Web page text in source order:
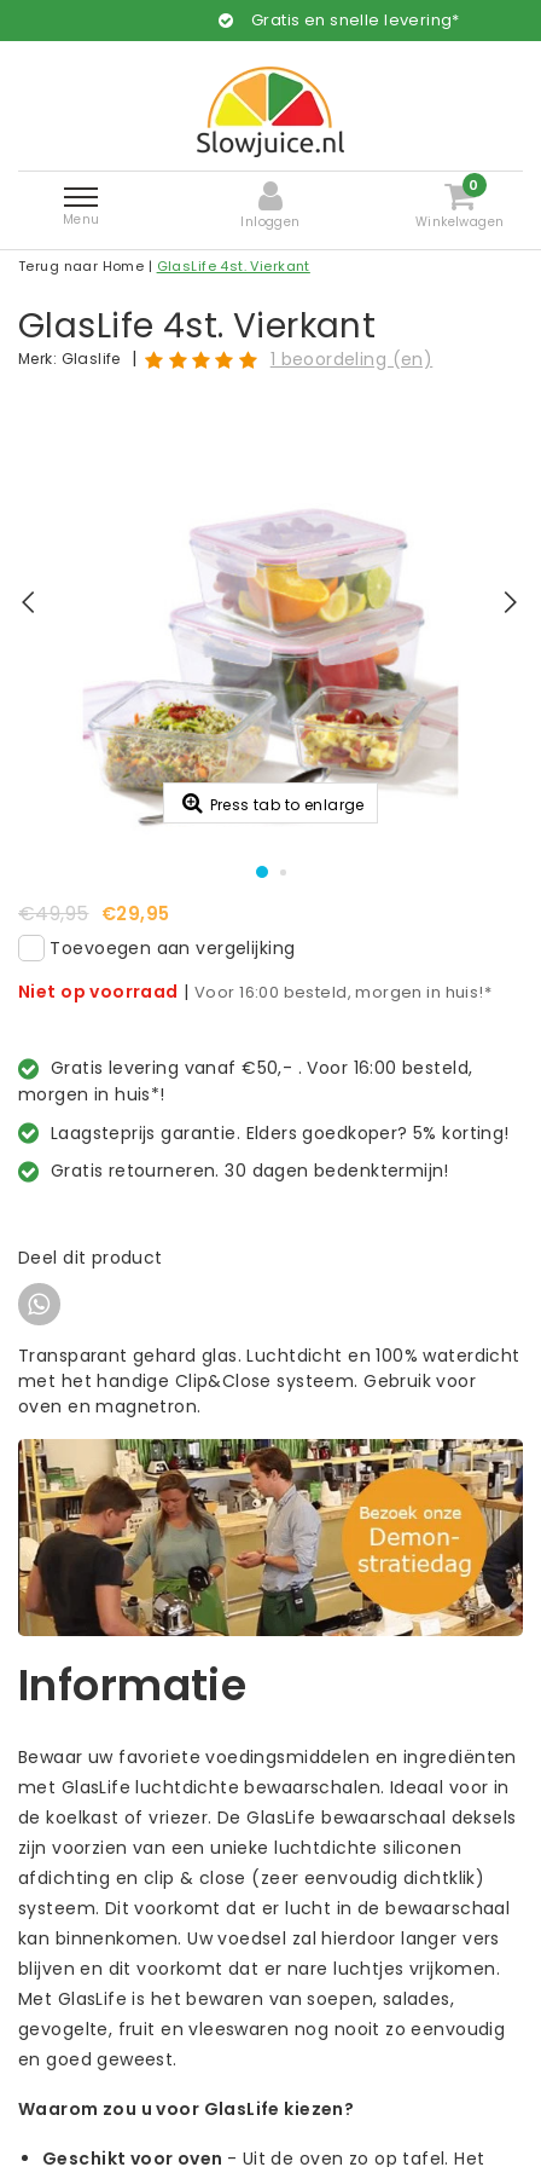
Gratis en snelle levering*
Menu Inloggen
0
Winkelwagen
Terug naar Home | GlasLife 4st. Vierkant
GlasLife 4st. Vierkant
Merk: Glaslife | 1 beoordeling (en)
Press tab to enlarge
€49,95 €29,95
Toevoegen aan vergelijking
Niet op voorraad | Voor 16:00 besteld, morgen in huis!*
Gratis levering vanaf €50,- . Voor 16:00 besteld,
morgen in huis*!
Laagsteprijs garantie. Elders goedkoper? 5% korting!
Gratis retourneren. 30 dagen bedenktermijn!
Deel dit product
Transparant gehard glas. Luchtdicht en 100% waterdicht
met het handige Clip&Close systeem. Gebruik voor
oven en magnetron.
Informatie
Bewaar uw favoriete voedingsmiddelen en ingrediënten
met GlasLife luchtdichte bewaarschalen. Ideaal voor in
de koelkast of vriezer. De GlasLife bewaarschaal deksels
zijn voorzien van een unieke luchtdichte siliconen
afdichting en clip & close (zeer eenvoudig dichtklik)
systeem. Dit voorkomt dat er lucht in de bewaarschaal
kan binnenkomen. Uw voedsel zal hierdoor langer vers
blijven en dit voorkomt dat er nare luchtjes vrijkomen.
Met GlasLife is het bewaren van soepen, salades,
gevogelte, fruit en vleeswaren nog nooit zo eenvoudig
en goed geweest.
Waarom zou u voor GlasLife kiezen?
Geschikt voor oven - Uit de oven zo op tafel. Het